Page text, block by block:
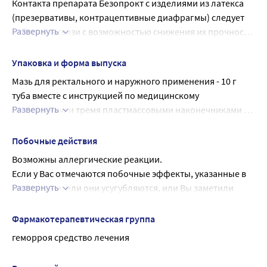
Контакта препарата Безопрокт с изделиями из латекса
(презервативы, контрацептивные диафрагмы) следует
избегать в связи с возможностью снижения их прочности
заболевания не уменьшаются в процессе лечения или
следует обратиться к врачу. Не превышайте
максимальные сроки и рекомендованные дозы при
самостоятельном применении препарата.
Развернуть
Упаковка и форма выпуска
Мазь для ректального и наружного применения - 10 г
туба вместе с инструкцией по медицинскому
применению и тремя пластмассовыми наконечниками
Развернуть
Побочные действия
Возможны аллергические реакции.
Если у Вас отмечаются побочные эффекты, указанные в
инструкции, или они усугубляются, или Вы заметили
инструкции, сообщите об этом врачу.
Развернуть
Фармакотерапевтическая группа
геморроя средство лечения